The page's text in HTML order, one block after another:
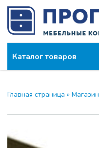
Каталог товаров
Главная страница » Магазин